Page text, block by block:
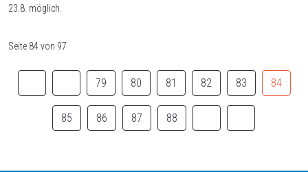
23.8. möglich.
Seite 84 von 97
79 80 81 82 83 84
85 86 87 88